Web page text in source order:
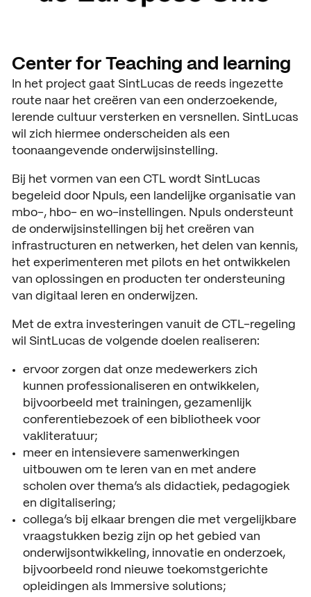
Center for Teaching and learning
In het project gaat SintLucas de reeds ingezette
route naar het creëren van een onderzoekende,
lerende cultuur versterken en versnellen. SintLucas
wil zich hiermee onderscheiden als een
toonaangevende onderwijsinstelling.
Bij het vormen van een CTL wordt SintLucas
begeleid door Npuls, een landelijke organisatie van
mbo-, hbo- en wo-instellingen. Npuls ondersteunt
de onderwijsinstellingen bij het creëren van
infrastructuren en netwerken, het delen van kennis,
het experimenteren met pilots en het ontwikkelen
van oplossingen en producten ter ondersteuning
van digitaal leren en onderwijzen.
Met de extra investeringen vanuit de CTL-regeling
wil SintLucas de volgende doelen realiseren:
ervoor zorgen dat onze medewerkers zich
kunnen professionaliseren en ontwikkelen,
bijvoorbeeld met trainingen, gezamenlijk
conferentiebezoek of een bibliotheek voor
vakliteratuur;
meer en intensievere samenwerkingen
uitbouwen om te leren van en met andere
scholen over thema’s als didactiek, pedagogiek
en digitalisering;
collega’s bij elkaar brengen die met vergelijkbare
vraagstukken bezig zijn op het gebied van
onderwijsontwikkeling, innovatie en onderzoek,
bijvoorbeeld rond nieuwe toekomstgerichte
opleidingen als Immersive solutions;